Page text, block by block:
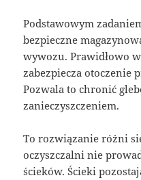
Podstawowym
bezpieczne
wywozu. Prawidłowo
zabezpiecza otoczenie
Pozwala to chronić
zanieczyszczeniem.
To rozwiązanie różni
oczyszczalni nie
ścieków. Ścieki